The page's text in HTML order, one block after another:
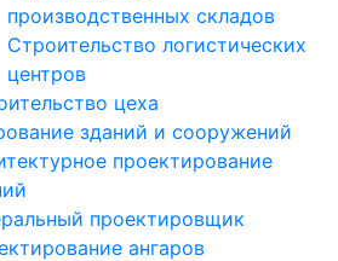
производственных складов
Строительство логистических
центров
цеха
зданий и сооружений
проектирование
проектировщик
ангаров